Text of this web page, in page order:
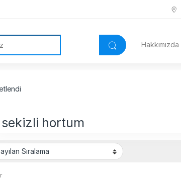
Hakkımızda
hortum